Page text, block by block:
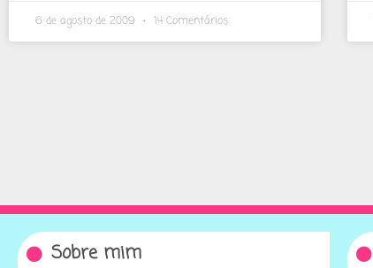
6 de agosto de 2009 14 Comentários
Sobre mim